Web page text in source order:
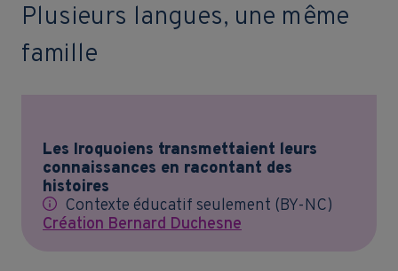
Plusieurs langues, une même
famille
Les Iroquoiens transmettaient leurs
connaissances en racontant des
histoires
Contexte éducatif seulement (BY-NC)
Création Bernard Duchesne